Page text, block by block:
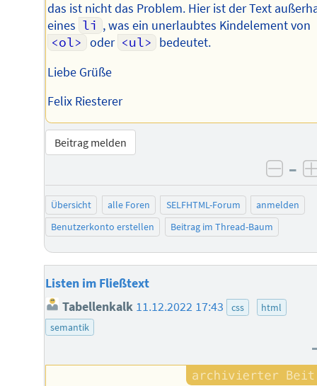
das ist nicht das Problem. Hier ist der Text
eines li , was ein unerlaubtes Kindelement von
<ol> oder <ul> bedeutet.
Liebe Grüße
Felix Riesterer
Beitrag melden
–
Übersicht alle Foren SELFHTML-Forum
anmelden
Benutzerkonto erstellen
Beitrag im Thread-Baum
Listen im Fließtext
Tabellenkalk 11.12.2022 17:43 css
html
semantik